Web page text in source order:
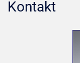
Kontakt